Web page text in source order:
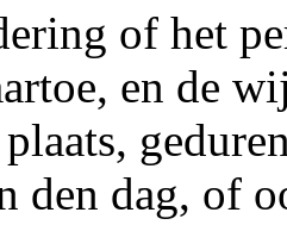
of het
en de
den dag, of